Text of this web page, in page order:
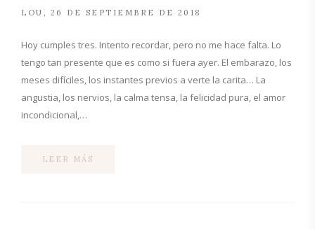
LOU 26 DE SEPTIEMBRE DE 2018
Hoy cumples tres. Intento recordar, pero no me hace falta. Lo
tengo tan presente que es como si fuera ayer. El embarazo, los
meses difíciles, los instantes previos a verte la carita… La
angustia, los nervios, la calma tensa, la felicidad pura, el amor
incondicional,…
LEER MÁS